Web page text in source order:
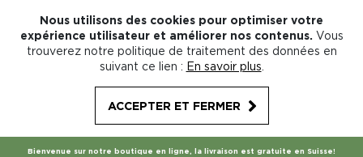
Nous utilisons des cookies pour optimiser votre
expérience utilisateur et améliorer nos contenus. Vous
trouverez notre politique de traitement des données en
suivant ce lien : En savoir plus
ACCEPTER ET FERMER
Bienvenue sur notre boutique en ligne, la livraison est gratuite en Suisse!